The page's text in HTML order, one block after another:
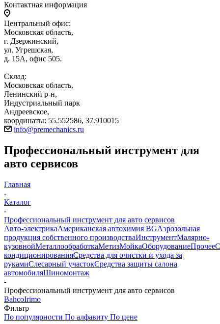
Контактная информация
Центральный офис:
Московская область,
г. Дзержинский,
ул. Угрешская,
д. 15А, офис 505.
Склад:
Московская область,
Ленинский р-н,
Индустриальный парк
Андреевское,
координаты: 55.552586, 37.910015
info@premechanics.ru
Профессиональный инструмент для
авто сервисов
Главная
-
Каталог
-
Профессиональный инструмент для авто сервисов
Авто-электрикаАмериканская автохимия BGАэрозольная
продукция собственного производстваИнструментМалярно-
кузовнойМеталлообработкаМетизМойкаОборудованиеПрочее
кондиционированияСредства для очистки и ухода за
рукамиСлесарный участокСредства защиты салона
автомобиляШиномонтаж
-
Профессиональный инструмент для авто сервисов
BahcoIrimo
Фильтр
По популярности По алфавиту По цене